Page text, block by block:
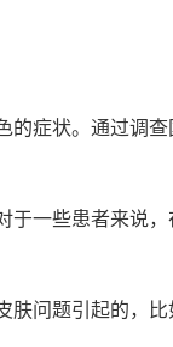
症状。通过调查
一些患者来说，
问题引起的，比